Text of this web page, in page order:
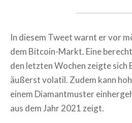
In diesem Tweet warnt er vor
dem Bitcoin-Markt. Eine
den letzten Wochen zeigte sich
äußerst volatil. Zudem kann
einem Diamantmuster
aus dem Jahr 2021 zeigt.